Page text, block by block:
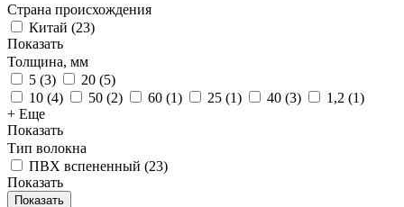
Страна происхождения
Китай (23)
Показать
Толщина, мм
5 (3) 20 (5)
10 (4) 50 (2) 60 (1) 25 (1) 40 (3) 1,2 (1)
+ Еще
Показать
Тип волокна
ПВХ вспененный (23)
Показать
Показать